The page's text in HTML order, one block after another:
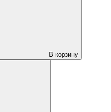
В корзину